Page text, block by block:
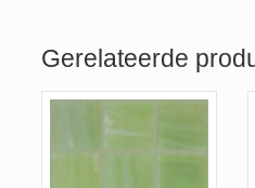
Gerelateerde